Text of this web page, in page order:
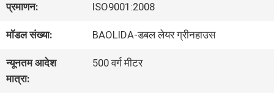
हमारे
बारे
में
प्रमाणन: ISO9001:2008
मॉडल संख्या: BAOLIDA-डबल लेयर ग्रीनहाउस
न्यूनतम आदेश
मात्रा:
500 वर्ग मीटर